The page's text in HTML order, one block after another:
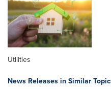
Utilities
News Releases in Similar